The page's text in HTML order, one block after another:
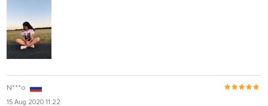
N***o
15 Aug 2020 11:22